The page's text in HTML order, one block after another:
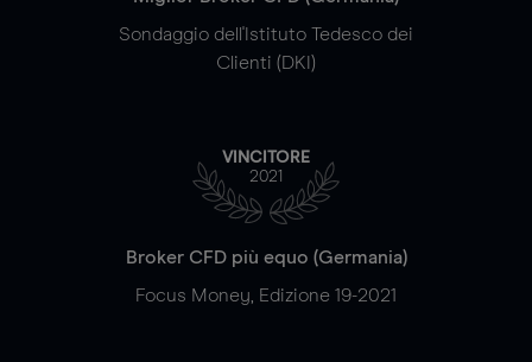
Sondaggio dell'Istituto Tedesco dei
Clienti (DKI)
VINCITORE
2021
Broker CFD più equo (Germania)
Focus Money, Edizione 19-2021